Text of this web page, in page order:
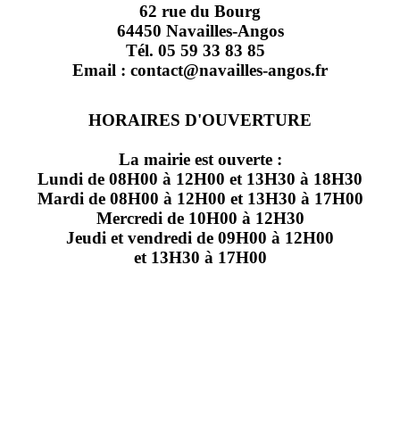
62 rue du Bourg
64450 Navailles-Angos
Tél. 05 59 33 83 85
Email : contact@navailles-angos.fr
HORAIRES D'OUVERTURE
La mairie est ouverte :
Lundi de 08H00 à 12H00 et 13H30 à 18H30
Mardi de 08H00 à 12H00 et 13H30 à 17H00
Mercredi de 10H00 à 12H30
Jeudi et vendredi de 09H00 à 12H00
et 13H30 à 17H00